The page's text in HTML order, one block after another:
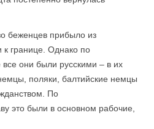
беженцев прибыло из
к границе. Однако по
они были русскими – в их
поляки, балтийские немцы
По
это были в основном рабочие,